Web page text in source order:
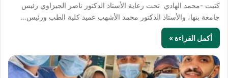
كتبت -محمد الهادي تحت رعاية الأستاذ الدكتور ناصر الجيزاوي رئيس
جامعة بنها، والأستاذ الدكتور محمد الأشهب عميد كلية الطب ورئيس…
أكمل القراءة »